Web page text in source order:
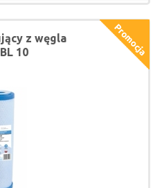
z węgla
10